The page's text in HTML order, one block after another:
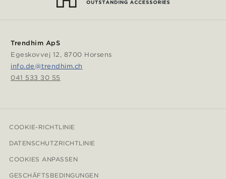
Trendhim ApS
Egeskovvej 12, 8700 Horsens
info.de@trendhim.ch
041 533 30 55
COOKIE-RICHTLINIE
DATENSCHUTZRICHTLINIE
COOKIES ANPASSEN
GESCHÄFTSBEDINGUNGEN